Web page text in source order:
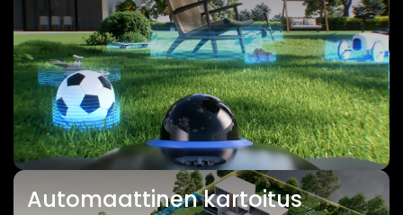
Automaattinen kartoitus